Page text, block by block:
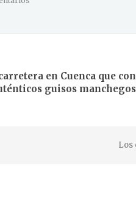
en Cuenca que
guisos manchegos
Los